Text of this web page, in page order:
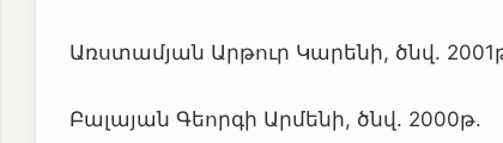
Առստամյան Արթուր Կարենի, ծնվ.
Բալայան Գեորգի Արմենի, ծնվ. 2000թ.